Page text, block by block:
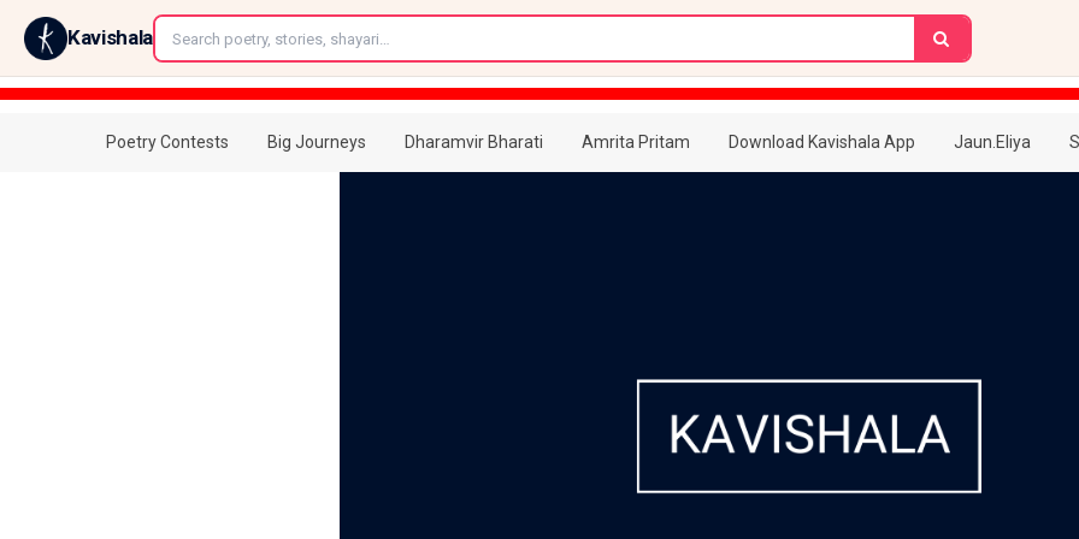
Kavishala
Poetry Contests Big Journeys Dharamvir Bharati Amrita Pritam Download Kavishala App Jaun.Eliya